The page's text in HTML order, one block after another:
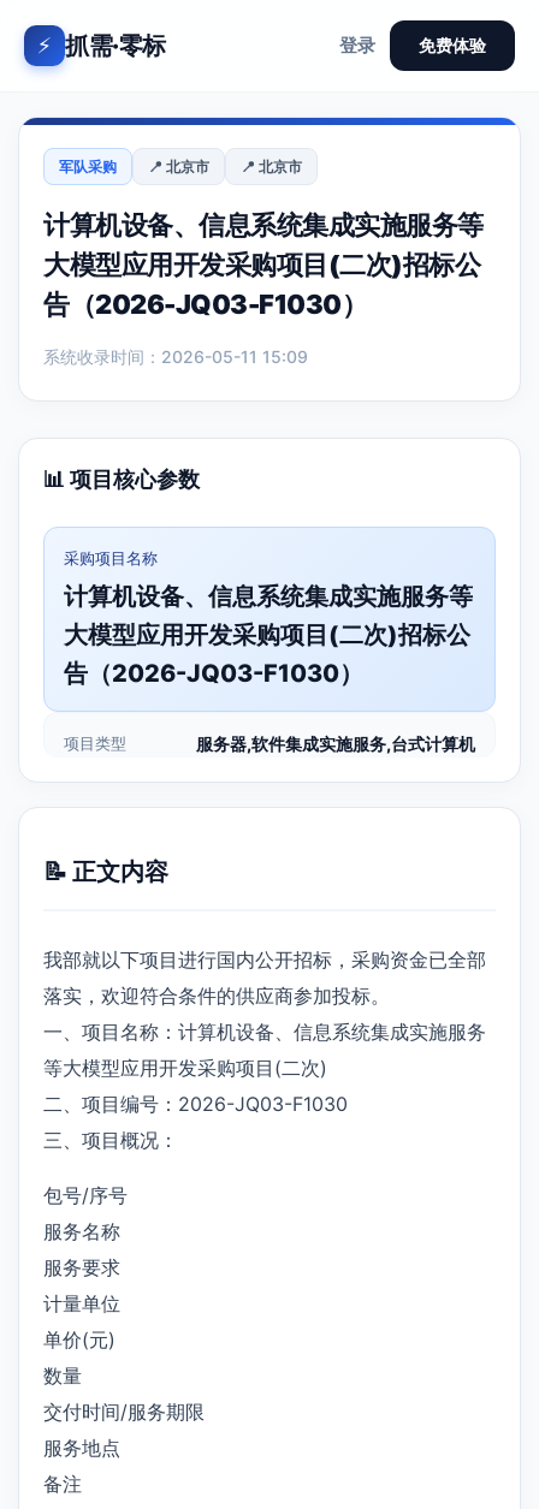
⚡ 抓需·零标 登录 免费体验
军队采购 📍 北京市 📍 北京市
计算机设备、信息系统集成实施服务等
大模型应用开发采购项目(二次)招标公
告（2026-JQ03-F1030）
系统收录时间：2026-05-11 15:09
📊 项目核心参数
采购项目名称
计算机设备、信息系统集成实施服务等
大模型应用开发采购项目(二次)招标公
告（2026-JQ03-F1030）
项目类型 服务器,软件集成实施服务,台式计算机
📝 正文内容
我部就以下项目进行国内公开招标，采购资金已全部
落实，欢迎符合条件的供应商参加投标。
一、项目名称：计算机设备、信息系统集成实施服务
等大模型应用开发采购项目(二次)
二、项目编号：2026-JQ03-F1030
三、项目概况：
包号/序号
服务名称
服务要求
计量单位
单价(元)
数量
交付时间/服务期限
服务地点
备注